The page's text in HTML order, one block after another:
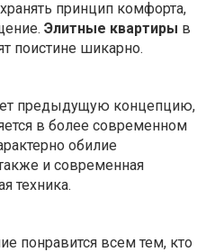
принцип комфорта,
Элитные квартиры в
поистине шикарно.
предыдущую концепцию,
в более современном
обилие
и современная
техника.
понравится всем тем, кто